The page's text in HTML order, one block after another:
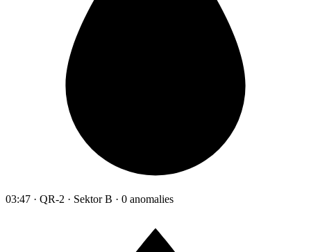
03:47 · QR-2 · Sektor B · 0 anomalies